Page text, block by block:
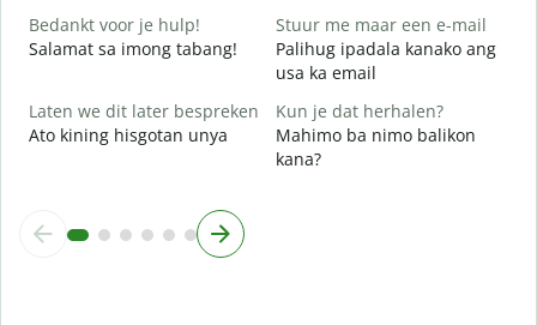
Bedankt voor je hulp!
Salamat sa imong tabang!
Stuur me maar een e-mail
Palihug ipadala kanako ang
usa ka email
Laten we dit later bespreken
Ato kining hisgotan unya
Kun je dat herhalen?
Mahimo ba nimo balikon
kana?